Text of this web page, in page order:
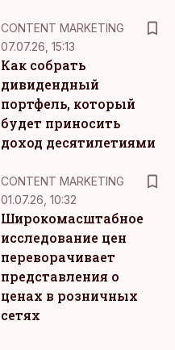
CONTENT MARKETING
07.07.26, 15:13
Как собрать
дивидендный
портфель, который
будет приносить
доход десятилетиями
CONTENT MARKETING
01.07.26, 10:32
Широкомасштабное
исследование цен
переворачивает
представления о
ценах в розничных
сетях